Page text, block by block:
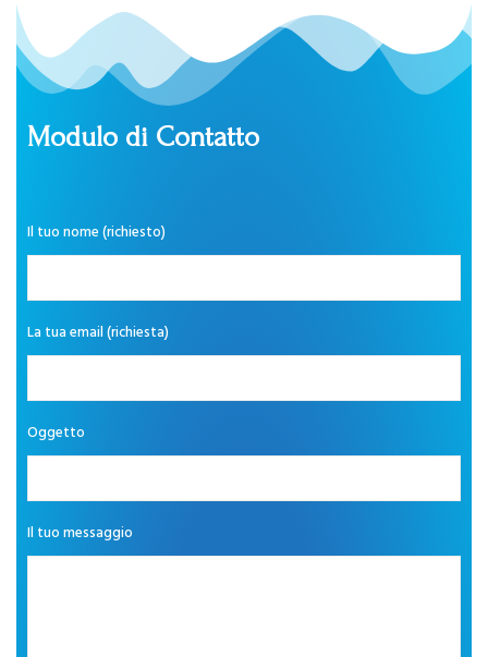
Modulo di Contatto
Il tuo nome (richiesto)
La tua email (richiesta)
Oggetto
Il tuo messaggio